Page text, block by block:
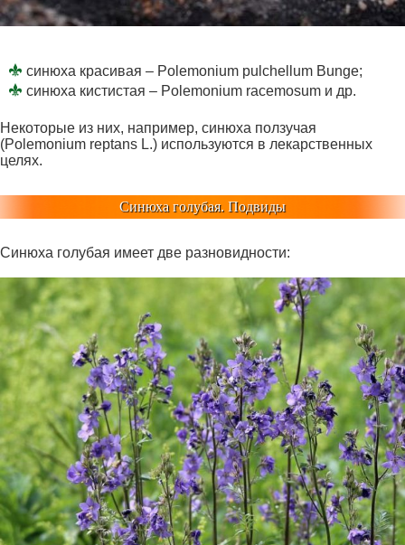
синюха красивая – Polemonium pulchellum Bunge;
синюха кистистая – Polemonium racemosum и др.
Некоторые из них, например, синюха ползучая
(Polemonium reptans L.) используются в лекарственных
целях.
Синюха голубая. Подвиды
Синюха голубая имеет две разновидности: